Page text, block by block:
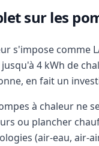
sur les
s'impose comme
4 kWh de
en fait un
à chaleur ne
ou plancher
(air-eau, air-